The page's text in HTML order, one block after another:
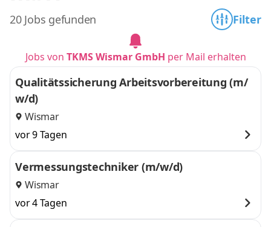
20 Jobs gefunden Filter
Jobs von TKMS Wismar GmbH per Mail erhalten
Qualitätssicherung Arbeitsvorbereitung (m/
w/d)
Wismar
vor 9 Tagen
Vermessungstechniker (m/w/d)
Wismar
vor 4 Tagen